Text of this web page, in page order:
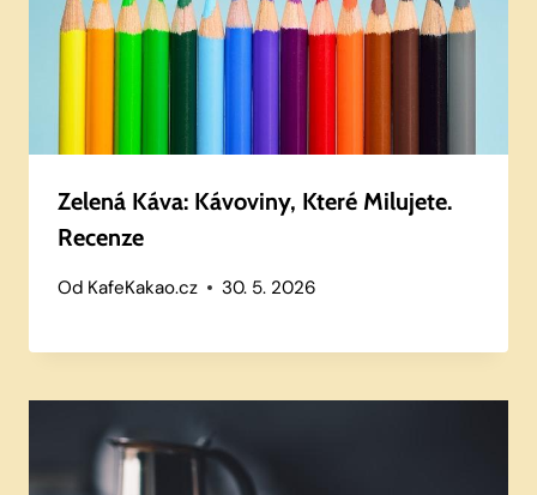
Zelená Káva: Kávoviny, Které Milujete.
Recenze
Od KafeKakao.cz 30. 5. 2026